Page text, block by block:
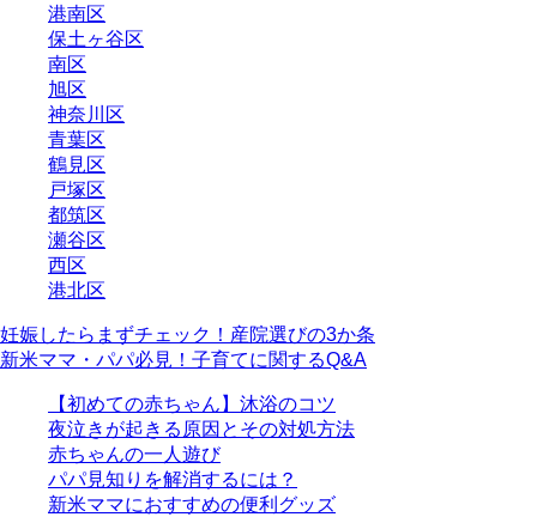
港南区
保土ヶ谷区
南区
旭区
神奈川区
青葉区
鶴見区
戸塚区
都筑区
瀬谷区
西区
港北区
妊娠したらまずチェック！産院選びの3か条
新米ママ・パパ必見！子育てに関するQ&A
【初めての赤ちゃん】沐浴のコツ
夜泣きが起きる原因とその対処方法
赤ちゃんの一人遊び
パパ見知りを解消するには？
新米ママにおすすめの便利グッズ